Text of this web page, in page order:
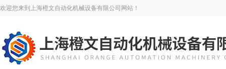
欢迎您来到上海橙文自动化机械设备有限公司网站！